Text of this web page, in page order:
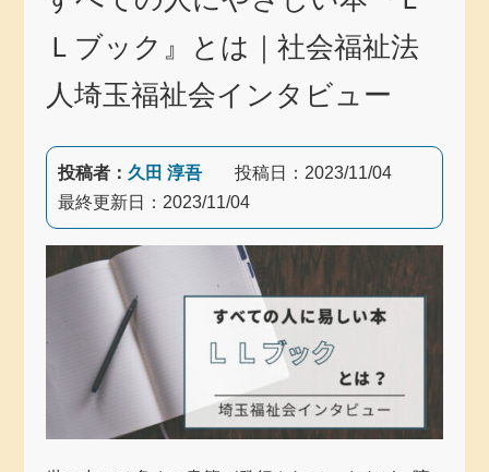
Ｌブック』とは｜社会福祉法
人埼玉福祉会インタビュー
投稿者：久田 淳吾 投稿日： 2023/11/04
最終更新日： 2023/11/04